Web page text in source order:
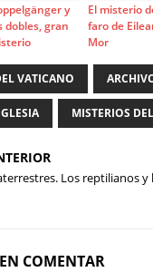
y
dobles, gran
El misterio
faro de
Mor
VATICANO
MISTERIOS
Los reptilianos y
COMENTAR